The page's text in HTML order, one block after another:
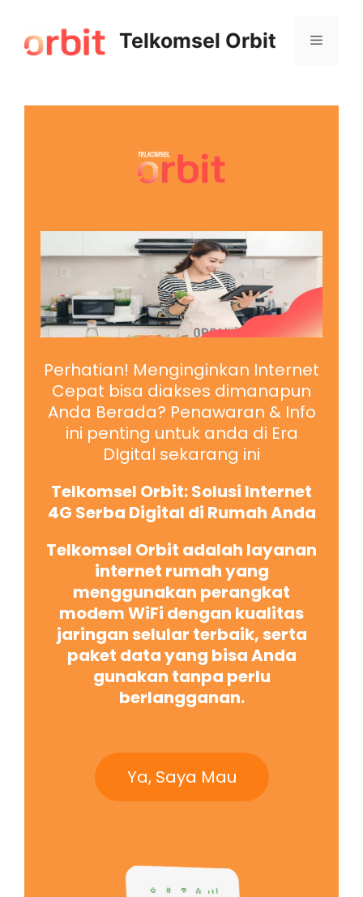
Telkomsel Orbit
Perhatian! Menginginkan Internet
Cepat bisa diakses dimanapun
Anda Berada? Penawaran & Info
ini penting untuk anda di Era
DIgital sekarang ini
Telkomsel Orbit: Solusi Internet
4G Serba Digital di Rumah Anda
Telkomsel Orbit adalah layanan
internet rumah yang
menggunakan perangkat
modem WiFi dengan kualitas
jaringan selular terbaik, serta
paket data yang bisa Anda
gunakan tanpa perlu
berlangganan.
Ya, Saya Mau